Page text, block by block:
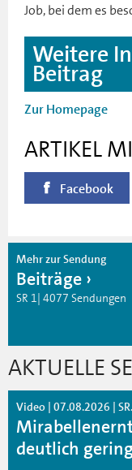
Job, bei dem es
Weitere
Beitrag
Zur Homepage
ARTIKEL
Facebook
Mehr zur Sendung
Beiträge
SR 1| 4077 Sendungen
AKTUELLE
Video | 07.08.2026 |
deutlich